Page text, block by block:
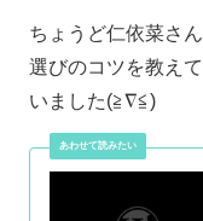
ちょうど仁依菜さ
選びのコツを教え
いました(≧∇≦)